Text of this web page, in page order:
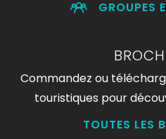
GROUPES
Commandez ou
touristiques pour
TOUTES LES